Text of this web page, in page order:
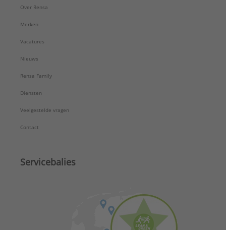
Over Rensa
Merken
Vacatures
Nieuws
Rensa Family
Diensten
Veelgestelde vragen
Contact
Servicebalies